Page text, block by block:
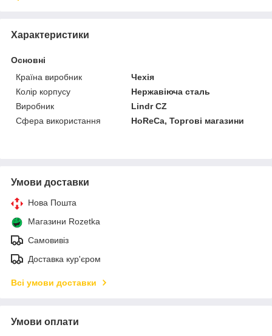
Характеристики
Основні
Країна виробник
Чехія
Колір корпусу
Нержавіюча сталь
Виробник
Lindr CZ
Сфера використання
HoReCa, Торгові магазини
Умови доставки
Нова Пошта
Магазини Rozetka
Самовивіз
Доставка кур'єром
Всі умови доставки
Умови оплати